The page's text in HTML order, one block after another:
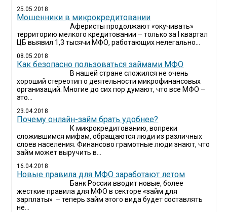
25.05.2018
Мошенники в микрокредитовании
Аферисты продолжают «окучивать»
территорию мелкого кредитовании – только за I квартал
ЦБ выявил 1,3 тысячи МФО, работающих нелегально...
08.05.2018
Как безопасно пользоваться займами МФО
В нашей стране сложился не очень
хороший стереотип о деятельности микрофинансовых
организаций. Многие до сих пор думают, что все МФО –
это...
23.04.2018
Почему онлайн-займ брать удобнее?
К микрокредитованию, вопреки
сложившимся мифам, обращаются люди из различных
слоев населения. Финансово грамотные люди знают, что
займ может выручить в...
16.04.2018
Новые правила для МФО заработают летом
Банк России вводит новые, более
жесткие правила для МФО в секторе «займ для
зарплаты» – теперь займ этого вида будет составлять
не...